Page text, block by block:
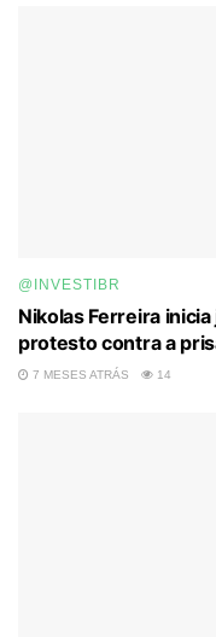
@INVESTIBR
Nikolas Ferreira
protesto contra a
7 MESES ATRÁS 14